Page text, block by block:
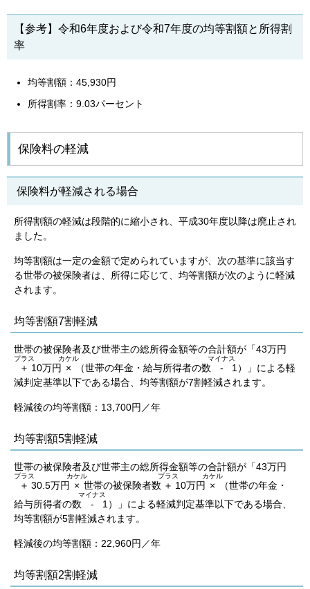
【参考】令和6年度および令和7年度の均等割額と所得割
率
均等割額：45,930円
所得割率：9.03パーセント
保険料の軽減
保険料が軽減される場合
所得割額の軽減は段階的に縮小され、平成30年度以降は廃止され
ました。
均等割額は一定の金額で定められていますが、次の基準に該当す
る世帯の被保険者は、所得に応じて、均等割額が次のように軽減
されます。
均等割額7割軽減
世帯の被保険者及び世帯主の総所得金額等の合計額が「43万円
＋
プラス
10万円 ×
カケル
（世帯の年金・給与所得者の数 -
マイナス
1）」による軽
減判定基準以下である場合、均等割額が7割軽減されます。
軽減後の均等割額：13,700円／年
均等割額5割軽減
世帯の被保険者及び世帯主の総所得金額等の合計額が「43万円
＋
プラス
30.5万円 ×
カケル
世帯の被保険者数 ＋
プラス
10万円 ×
カケル
（世帯の年金・
給与所得者の数
-
マイナス
1）」による軽減判定基準以下である場合、
均等割額が5割軽減されます。
軽減後の均等割額：22,960円／年
均等割額2割軽減